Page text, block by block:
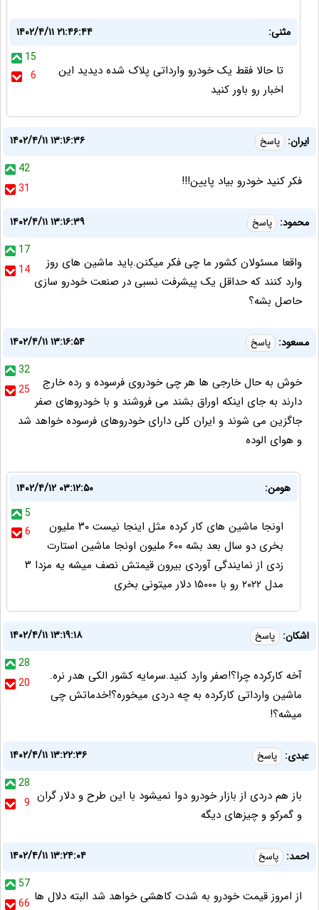
مثنی:
۱۴۰۲/۴/۱۱ ۲۱:۴۶:۴۴
15
6
تا حالا فقط یک خودرو وارداتی پلاک شده دیدید این
اخبار رو باور کنید
ایران: پاسخ
۱۴۰۲/۴/۱۱ ۱۳:۱۶:۳۶
42
31
فکر کنید خودرو بیاد پایین!!!
محمود: پاسخ
۱۴۰۲/۴/۱۱ ۱۳:۱۶:۳۹
17
14
واقعا مسئولان کشور ما چی فکر میکنن.باید ماشین های روز
وارد کنند که‌ حداقل یک پیشرفت نسبی‌ در صنعت خودرو سازی
حاصل بشه؟
مسعود: پاسخ
۱۴۰۲/۴/۱۱ ۱۳:۱۶:۵۴
32
25
خوش به حال خارجی ها هر چی خودروی فرسوده و رده خارج
دارند به جای اینکه اوراق بشند می فروشند و با خودروهای صفر
جاگزین می شوند و ایران کلی دارای خودروهای فرسوده خواهد شد
و هوای الوده
هومن:
۱۴۰۲/۴/۱۲ ۰۳:۱۲:۵۰
5
6
اونجا ماشین های کار کرده مثل اینجا نیست ۳۰ ملیون
بخری دو سال بعد بشه ۶۰۰ ملیون اونجا ماشین استارت
زدی از نمایندگی آوردی بیرون قیمتش نصف میشه یه مزدا ۳
مدل ۲۰۲۲ رو با ۱۵۰۰۰ دلار میتونی بخری
اشکان: پاسخ
۱۴۰۲/۴/۱۱ ۱۳:۱۹:۱۸
28
20
آخه کارکرده چرا؟!صفر وارد کنید.سرمایه کشور الکی هدر نره.
ماشین وارداتی کارکرده به چه دردی میخوره؟!خدماتش چی
میشه؟!
عبدی: پاسخ
۱۴۰۲/۴/۱۱ ۱۳:۲۲:۳۶
28
9 باز هم دردی از بازار خودرو دوا نمیشود با این طرح و دلار گران
و گمرکو و چیزهای دیگه
احمد: پاسخ
۱۴۰۲/۴/۱۱ ۱۳:۲۴:۰۴
57
66 از امروز قیمت خودرو به شدت کاهشی خواهد شد البته دلال ها